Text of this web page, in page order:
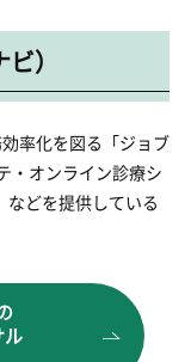
）
率化を図る「ジョブ
・オンライン診療シ
などを提供している
ル